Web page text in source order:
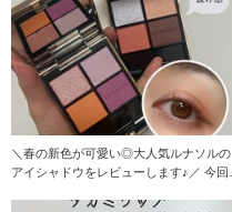
＼春の新色が可愛い◎大人気ルナソルの
アイシャドウをレビューします♪／ 今回は